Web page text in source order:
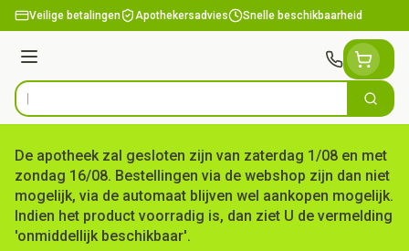
Ga naar de inhoud
Veilige betalingen Apothekersadvies Snelle beschikbaarheid
Menu
Product, merk, categorie... Zoek
De apotheek zal gesloten zijn van zaterdag 1/08 en met
zondag 16/08. Bestellingen via de webshop zijn dan niet
mogelijk, via de automaat blijven wel aankopen mogelijk.
Indien het product voorradig is, dan ziet U de vermelding
'onmiddellijk beschikbaar'.